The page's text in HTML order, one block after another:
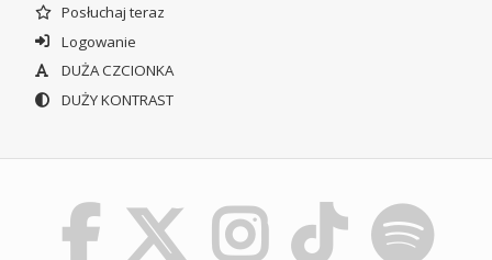
Posłuchaj teraz
Logowanie
DUŻA CZCIONKA
DUŻY KONTRAST